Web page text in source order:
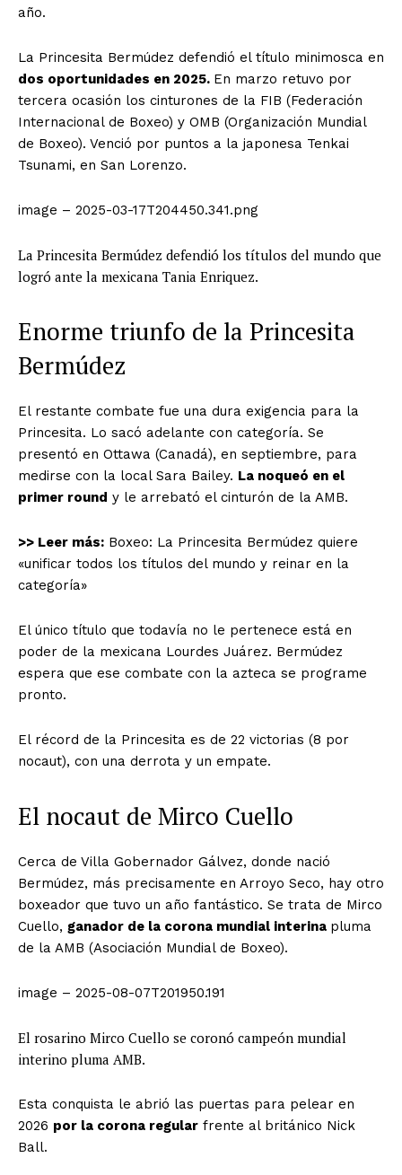
año.
La Princesita Bermúdez defendió el título minimosca en
dos oportunidades en 2025. En marzo retuvo por
tercera ocasión los cinturones de la FIB (Federación
Internacional de Boxeo) y OMB (Organización Mundial
de Boxeo). Venció por puntos a la japonesa Tenkai
Tsunami, en San Lorenzo.
image – 2025-03-17T204450.341.png
La Princesita Bermúdez defendió los títulos del mundo que
logró ante la mexicana Tania Enriquez.
Enorme triunfo de la Princesita
Bermúdez
El restante combate fue una dura exigencia para la
Princesita. Lo sacó adelante con categoría. Se
presentó en Ottawa (Canadá), en septiembre, para
medirse con la local Sara Bailey. La noqueó en el
primer round y le arrebató el cinturón de la AMB.
>> Leer más: Boxeo: La Princesita Bermúdez quiere
«unificar todos los títulos del mundo y reinar en la
categoría»
El único título que todavía no le pertenece está en
poder de la mexicana Lourdes Juárez. Bermúdez
espera que ese combate con la azteca se programe
pronto.
El récord de la Princesita es de 22 victorias (8 por
nocaut), con una derrota y un empate.
El nocaut de Mirco Cuello
Cerca de Villa Gobernador Gálvez, donde nació
Bermúdez, más precisamente en Arroyo Seco, hay otro
boxeador que tuvo un año fantástico. Se trata de Mirco
Cuello, ganador de la corona mundial interina pluma
de la AMB (Asociación Mundial de Boxeo).
image – 2025-08-07T201950.191
El rosarino Mirco Cuello se coronó campeón mundial
interino pluma AMB.
Esta conquista le abrió las puertas para pelear en
2026 por la corona regular frente al británico Nick
Ball.